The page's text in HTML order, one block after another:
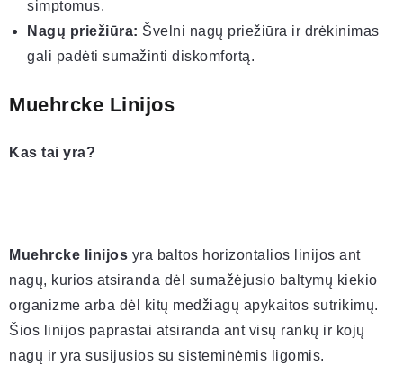
simptomus.
Nagų priežiūra: Švelni nagų priežiūra ir drėkinimas
gali padėti sumažinti diskomfortą.
Muehrcke Linijos
Kas tai yra?
Muehrcke linijos yra baltos horizontalios linijos ant
nagų, kurios atsiranda dėl sumažėjusio baltymų kiekio
organizme arba dėl kitų medžiagų apykaitos sutrikimų.
Šios linijos paprastai atsiranda ant visų rankų ir kojų
nagų ir yra susijusios su sisteminėmis ligomis.